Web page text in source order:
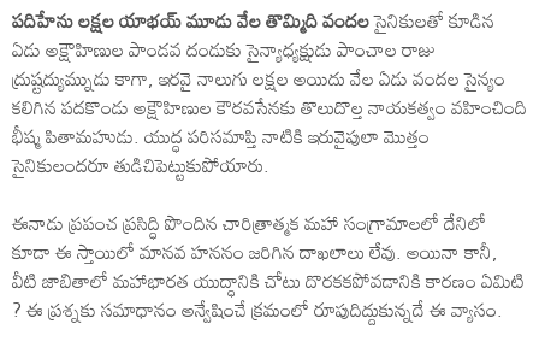
పదిహేను లక్షల యాభయ్ మూడు వేల తొమ్మిది వందలసైనికులతో కూడిన
ఏడు అక్షౌహిణుల పాండవ దండుకు సైన్యాధ్యక్షుడు పాంచాల రాజు
ద్రుష్టద్యుమ్నుడు కాగా, ఇరవై నాలుగు లక్షల అయిదు వేల ఏడు వందల సైన్యం
కలిగిన పదకొండు అక్షౌహిణుల కౌరవసేనకు తొలుదొల్త నాయకత్వం వహించింది
భీష్మ పితామహుడు. యుద్ధ పరిసమాప్తి నాటికి ఇరువైపులా మొత్తం
సైనికులందరూ తుడిచిపెట్టుకుపోయారు.
ఈనాడు ప్రపంచ ప్రసిద్ధి పొందిన చారిత్రాత్మక మహా సంగ్రామాలలో దేనిలో
కూడా ఈ స్తాయిలో మానవ హననం జరిగిన దాఖలాలు లేవు. అయినా కానీ,
వీటి జాబితాలో మహాభారత యుద్ధానికి చోటు దొరకకపోవడానికి కారణం ఏమిటి
? ఈ ప్రశ్నకు సమాధానం అన్వేషించే క్రమంలో రూపుదిద్దుకున్నదే ఈ వ్యాసం.